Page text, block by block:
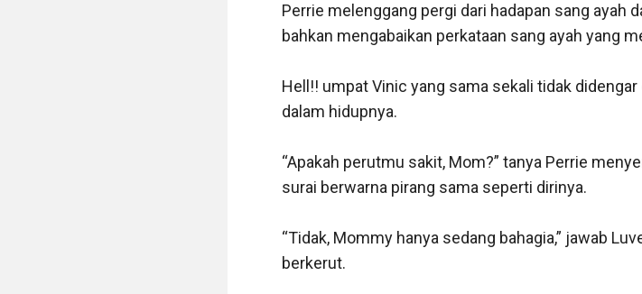
Perrie melenggang pergi dari hadapan sang ayah
bahkan mengabaikan perkataan sang ayah yang
Hell!! umpat Vinic yang sama sekali tidak
dalam hidupnya.
“Apakah perutmu sakit, Mom?” tanya Perrie
surai berwarna pirang sama seperti dirinya.
“Tidak, Mommy hanya sedang bahagia,” jawab
berkerut.